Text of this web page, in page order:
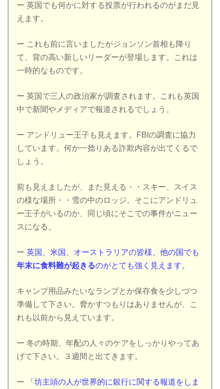
ー 英国でも何かに対する投票が行われるのがまだ見
えます。
ー これも前に言いましたがジョンソン首相も降り
て、背の高い新しいリーダーが登場します。これは
一時的なものです。
ー 英国で三人の政治家が調査されます。これも英国
中で新聞やメディアで報道されるでしょう。
ー アンドリュー王子も見えます。FBIの調査に協力
しています。何か一捻りある詐欺内容が出てくるで
しょう。
前も見えましたが、また見える・・スキー、スイス
の様な場所・・雪の中のロッジ。そこにアンドリュ
ー王子がいるのか、同じ頃にそこでの事件がニュー
スになる。
ー英国、米国、オーストラリアの皆様、他の国でも
年末に食料難が起きるのがとても強く見えます。
キャンプ用品みたいなランプとか保存食を少しづつ
準備して下さい。脅かすつもりはありませんが、こ
れも以前から見えています。
ー 冬の時期、年配の人々のケアをしっかりやってあ
げて下さい。３週間と出てきます。
ー 「坊主頭の人が世界的に銀行に関する報道をしま